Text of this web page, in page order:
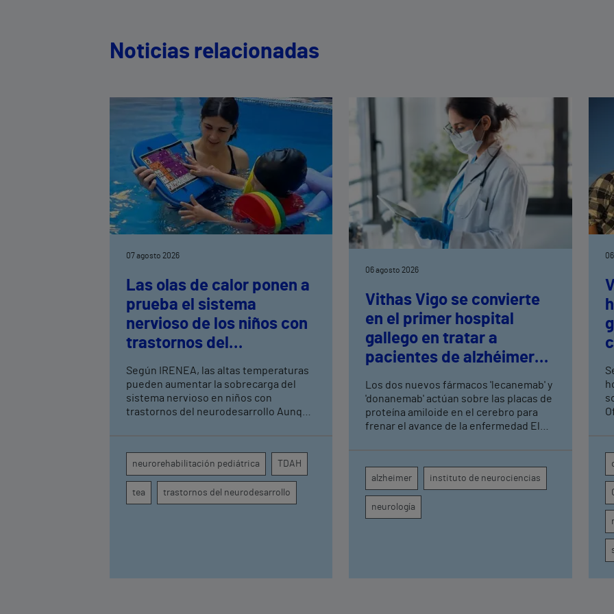
Noticias relacionadas
07 agosto 2026
Las olas de calor ponen a
prueba el sistema
nervioso de los niños con
trastornos del
expertos en
neurorrehabilitación
pediátrica de Vithas
Según IRENEA, las altas temperaturas
pueden aumentar la sobrecarga del
sistema nervioso en niños con
trastornos del neurodesarrollo Aunque
permite comprender por qué el calor
puede influir en la atención, la
regulación emocional y la conducta
neurorehabilitación pediátrica TDAH
tea trastornos del neurodesarrollo
06 agosto 2026
Vithas Vigo se convierte
en el primer hospital
gallego en tratar a
pacientes de alzhéimer
antiamiloide
Los dos nuevos fármacos 'lecanemab' y
'donanemab' actúan sobre las placas de
proteína amiloide en el cerebro para
frenar el avance de la enfermedad El
para el exhaustivo seguimiento clínico
de cada paciente
alzheimer instituto de neurociencias
neurología